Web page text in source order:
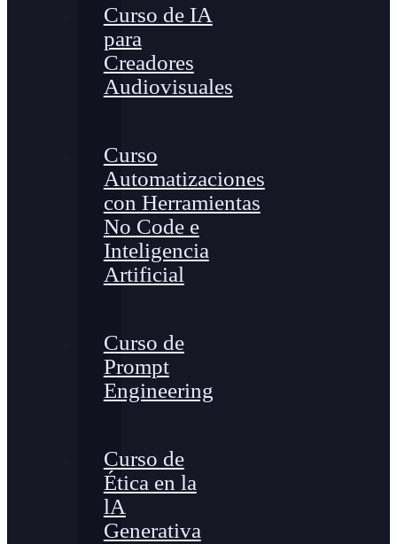
Curso de IA
para
Creadores
Audiovisuales
Curso
Automatizaciones
con Herramientas
No Code e
Inteligencia
Artificial
Curso de
Prompt
Engineering
Curso de
Ética en la
lA
Generativa